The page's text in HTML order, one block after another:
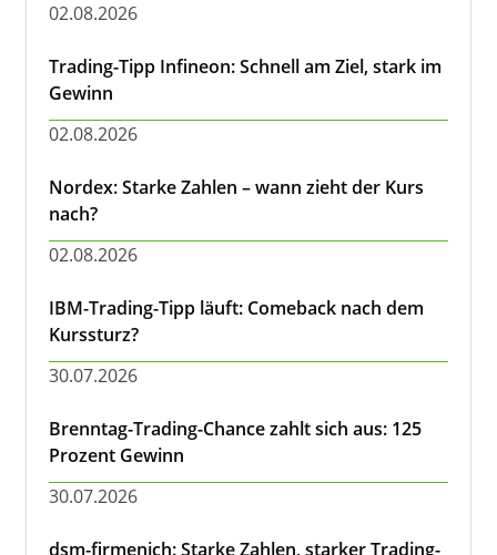
02.08.2026
Trading-Tipp Infineon: Schnell am Ziel, stark im
Gewinn
02.08.2026
Nordex: Starke Zahlen – wann zieht der Kurs
nach?
02.08.2026
IBM-Trading-Tipp läuft: Comeback nach dem
Kurssturz?
30.07.2026
Brenntag-Trading-Chance zahlt sich aus: 125
Prozent Gewinn
30.07.2026
dsm-firmenich: Starke Zahlen, starker Trading-